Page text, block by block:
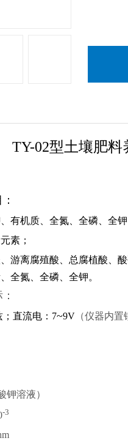
TY-02型土壤肥料
有机质、全氮、全磷、全
素；
游离腐殖酸、总腐植酸、酸
全氮、全磷、全钾。
；直流电：7~9V （仪器内置
钾溶液）
-3